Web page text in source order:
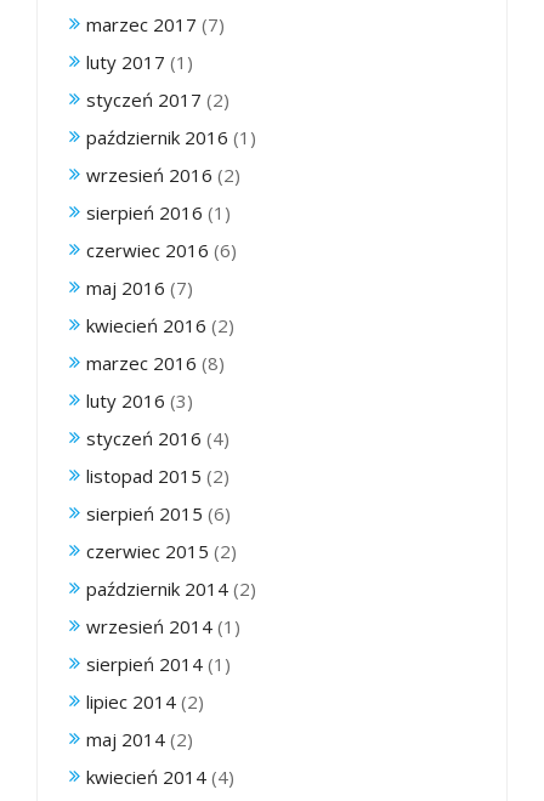
marzec 2017 (7)
luty 2017 (1)
styczeń 2017 (2)
październik 2016 (1)
wrzesień 2016 (2)
sierpień 2016 (1)
czerwiec 2016 (6)
maj 2016 (7)
kwiecień 2016 (2)
marzec 2016 (8)
luty 2016 (3)
styczeń 2016 (4)
listopad 2015 (2)
sierpień 2015 (6)
czerwiec 2015 (2)
październik 2014 (2)
wrzesień 2014 (1)
sierpień 2014 (1)
lipiec 2014 (2)
maj 2014 (2)
kwiecień 2014 (4)